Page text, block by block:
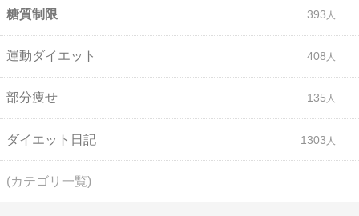
糖質制限 393
運動ダイエット 408
部分痩せ 135
ダイエット日記 1303
(カテゴリ一覧)